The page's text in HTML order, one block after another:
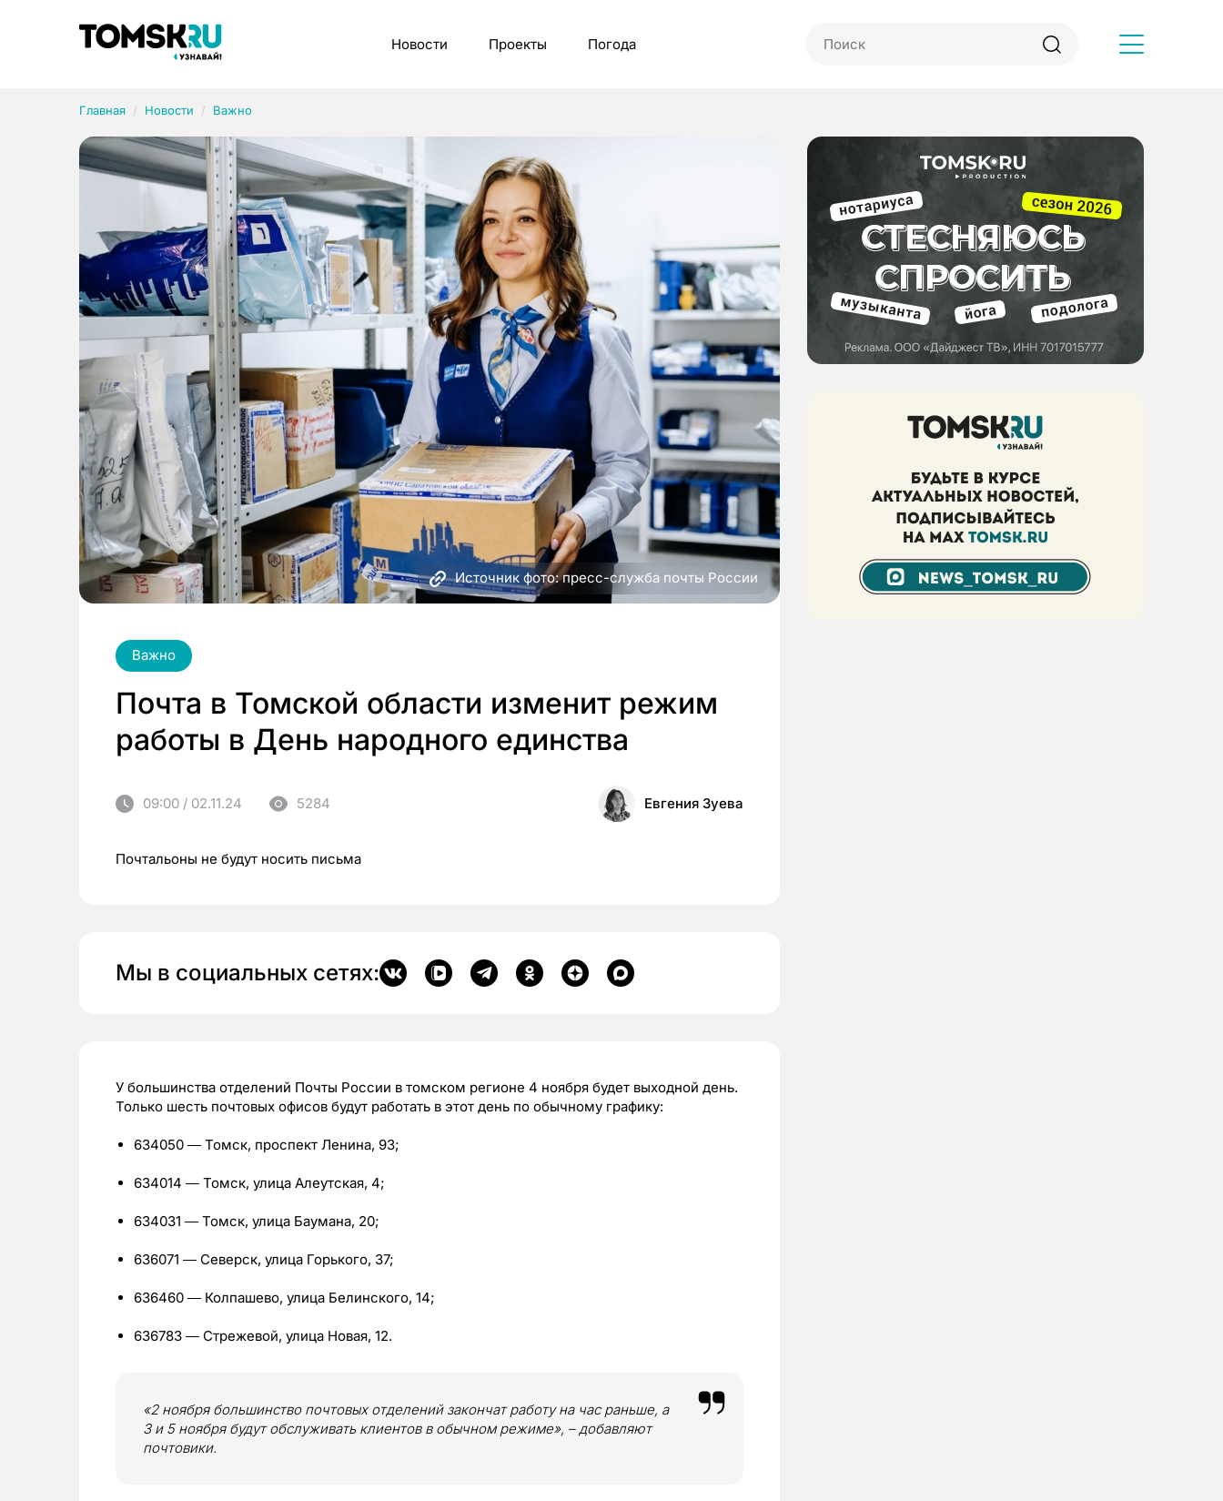
Новости Проекты Погода
Главная Новости Важно
Источник фото: пресс-служба почты России
Важно
Почта в Томской области изменит режим
работы в День народного единства
09:00 / 02.11.24 5284 Евгения Зуева
Почтальоны не будут носить письма
Мы в социальных сетях:
У большинства отделений Почты России в томском регионе 4 ноября будет выходной день.
Только шесть почтовых офисов будут работать в этот день по обычному графику:
634050 ― Томск, проспект Ленина, 93;
634014 ― Томск, улица Алеутская, 4;
634031 ― Томск, улица Баумана, 20;
636071 ― Северск, улица Горького, 37;
636460 ― Колпашево, улица Белинского, 14;
636783 ― Стрежевой, улица Новая, 12.
«2 ноября большинство почтовых отделений закончат работу на час раньше, а
3 и 5 ноября будут обслуживать клиентов в обычном режиме», – добавляют
почтовики.
Рубрики